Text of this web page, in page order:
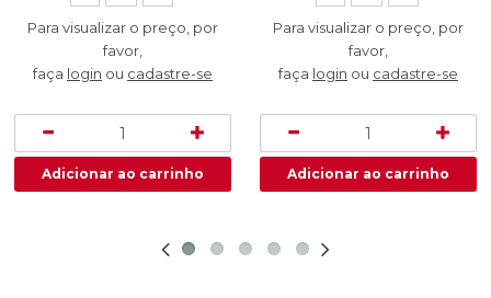
Para visualizar o preço, por
favor,
faça login ou cadastre-se
Para visualizar o preço, por
favor,
faça login ou cadastre-se